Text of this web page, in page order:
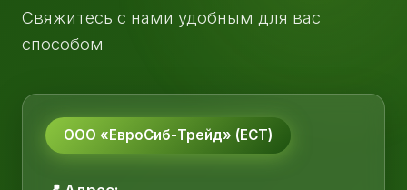
Свяжитесь с нами удобным для вас
способом
ООО «ЕвроСиб-Трейд» (ЕСТ)